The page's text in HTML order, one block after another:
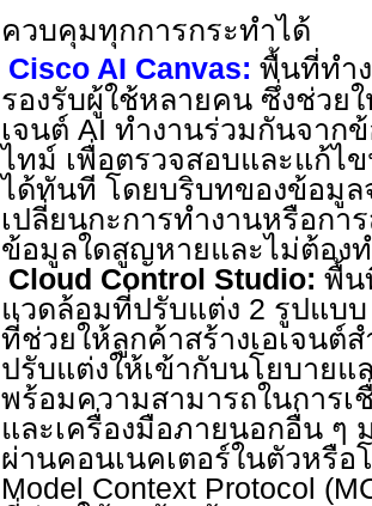
ควบคุมทุกการกระทำได้
Cisco AI Canvas: พื้นที่ทำ
รองรับผู้ใช้หลายคน ซึ่งช่วย
เจนต์ AI ทำงานร่วมกันจาก
ไทม์ เพื่อตรวจสอบและแก้
ได้ทันที โดยบริบทของข้อมูล
เปลี่ยนกะการทำงานหรือกา
ข้อมูลใดสูญหายและไม่ต้อง
Cloud Control Studio: พื้น
แวดล้อมที่ปรับแต่ง 2 รูปแบบ
ที่ช่วยให้ลูกค้าสร้างเอเจนต์
ปรับแต่งให้เข้ากับนโยบายแ
พร้อมความสามารถในการ
และเครื่องมือภายนอกอื่น ๆ
ผ่านคอนเนคเตอร์ในตัวหรื
Model Context Protocol